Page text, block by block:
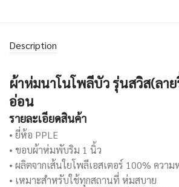
Description
ผ้าห่มนาโนโพลีบัว รุ่นสวิส(ลา
อ่อน
รายละเอียดสินค้า
• ยี่ห้อ PPLE
• ขอบผ้าห่มพับริม 1 นิ้ว
• ผลิตจากเส้นใยโพลีเอสเตอร์ 100% ความ
• เหมาะสำหรับใช้ทุกสถานที่ ห่มสบาย